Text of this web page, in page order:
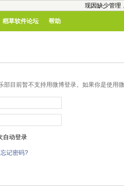
现因缺少管理
稻草软件论坛 帮助
部目前暂不支持用微博登录。如果你是使用
自动登录
忘记密码?